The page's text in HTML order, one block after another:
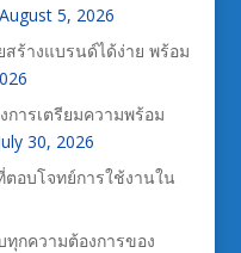
August 5, 2026
ร้างแบรนด์ได้ง่าย พร้อม
ารเตรียมความพร้อม
30, 2026
อบโจทย์การใช้งานใน
กความต้องการของ